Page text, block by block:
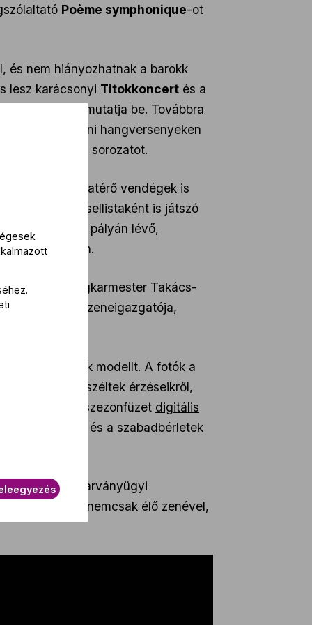
Poème symphonique-ot
és nem hiányozhatnak a barokk
lesz karácsonyi Titokkoncert és a
zenéjét mutatja be. Továbbra
hétvégi délutáni hangversenyeken
sorozatot.
és visszatérő vendégek is
és azon csellistaként is játszó
hat évtizede a pályán lévő,
márciusban.
első vendégkarmester Takács-
kolumbiai zeneigazgatója,
tagjai álltak modellt. A fotók a
beszéltek érzéseikről,
A teljes szezonfüzet digitális
meg, a jegyek és a szabadbérletek
arra, hogy a járványügyi
ahol nemcsak élő zenével,